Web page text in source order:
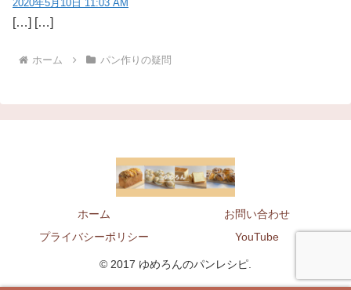
2020年5月10日 11:03 AM
[…] […]
ホーム パン作りの疑問
ホーム
お問い合わせ
プライバシーポリシー
YouTube
© 2017 ゆめろんのパンレシピ.